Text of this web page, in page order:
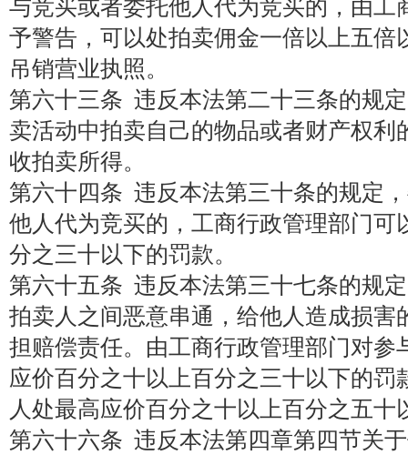
与竞买或者委托他人代为竞买的，由工
予警告，可以处拍卖佣金一倍以上五倍
吊销营业执照。
第六十三条 违反本法第二十三条的规
卖活动中拍卖自己的物品或者财产权利
收拍卖所得。
第六十四条 违反本法第三十条的规定
他人代为竞买的，工商行政管理部门可
分之三十以下的罚款。
第六十五条 违反本法第三十七条的规
拍卖人之间恶意串通，给他人造成损害
担赔偿责任。由工商行政管理部门对参
应价百分之十以上百分之三十以下的罚
人处最高应价百分之十以上百分之五十
第六十六条 违反本法第四章第四节关